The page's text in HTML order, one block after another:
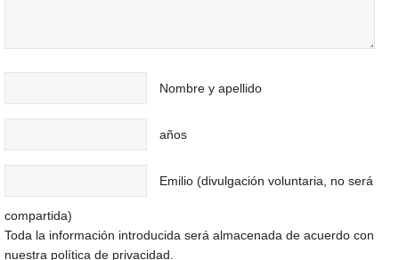
Nombre y apellido
años
Emilio (divulgación voluntaria, no será
compartida)
Toda la información introducida será almacenada de acuerdo con
nuestra política de privacidad.